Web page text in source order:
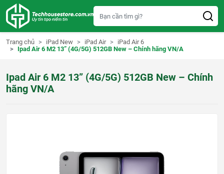
Trang chủ iPad New iPad Air
iPad Air 6
Ipad Air 6 M2 13” (4G/5G) 512GB New – Chính hãng VN/A
Ipad Air 6 M2 13” (4G/5G) 512GB New – Chính
hãng VN/A